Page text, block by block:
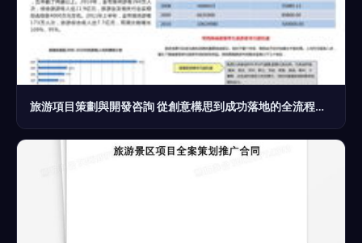
旅游項目策劃與開發咨詢 從創意構思到成功落地的全流程指南